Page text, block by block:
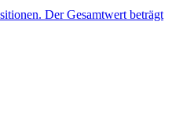
Der Gesamtwert beträgt